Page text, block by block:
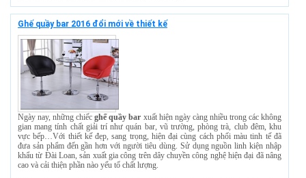
Ghế quầy bar 2016 đổi mới về thiết kế
Ngày nay, những chiếcghế quầy bar xuất hiện ngày càng nhiều trong các không
gian mang tính chất giải trí như quán bar, vũ trường, phòng trà, club đêm, khu
vực bếp…Với thiết kế đẹp, sang trọng, hiện đại cùng cách phối màu tinh tế đã
đưa sản phẩm đến gần hơn với người tiêu dùng. Sử dụng nguồn linh kiện nhập
khẩu từ Đài Loan, sản xuất gia công trên dây chuyền công nghệ hiện đại đã nâng
cao và cải thiện phần nào yếu tố chất lượng.